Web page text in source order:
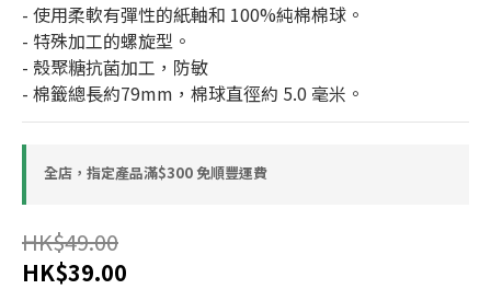
- 使用柔軟有彈性的紙軸和 100%純棉棉球。
- 特殊加工的螺旋型。
- 殼聚糖抗菌加工，防敏
- 棉籤總長約79mm，棉球直徑約 5.0 毫米。
全店，指定產品滿$300 免順豐運費
HK$49.00
HK$39.00